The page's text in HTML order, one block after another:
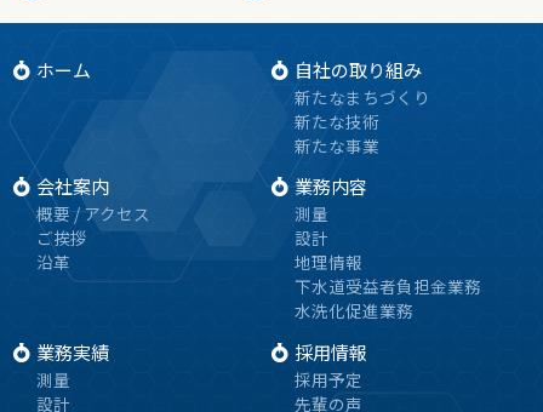
ホーム 自社の取り組み
新たなまちづくり
新たな技術
新たな事業
会社案内
概要 / アクセス
ご挨拶
沿革
業務内容
測量
設計
地理情報
下水道受益者負担金業務
水洗化促進業務
業務実績
測量
設計
採用情報
採用予定
先輩の声